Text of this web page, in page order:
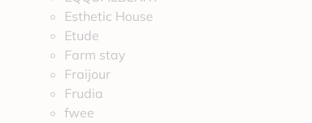
Esthetic House
Etude
Farm stay
Fraijour
Frudia
fwee